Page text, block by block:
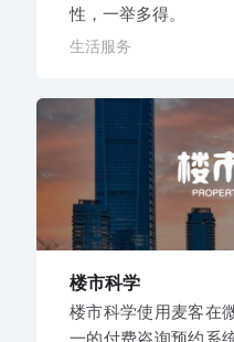
性，一举多得。
生活服务
楼市科学
楼市科学使用麦客在